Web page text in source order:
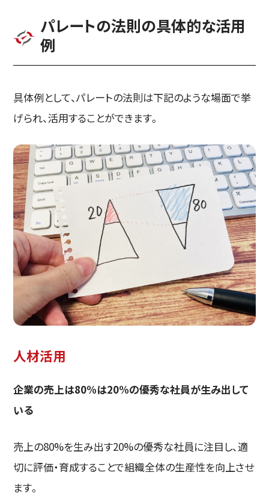
パレートの法則の具体的な活用
例
具体例として、パレートの法則は下記のような場面で挙
げられ、活用することができます。
人材活用
企業の売上は80%は20%の優秀な社員が生み出して
いる
売上の80%を生み出す20%の優秀な社員に注目し、適
切に評価・育成することで組織全体の生産性を向上させ
ます。